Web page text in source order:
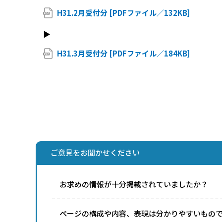
H31.2月受付分 [PDFファイル／132KB]
▶
H31.3月受付分 [PDFファイル／184KB]
ご意見をお聞かせください
お求めの情報が十分掲載されていましたか？
ページの構成や内容、表現は分かりやすいもの